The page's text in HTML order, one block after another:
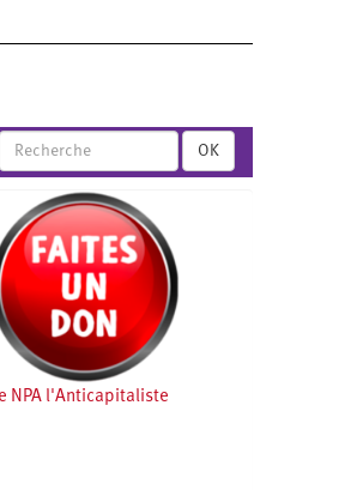
OK
NPA l'Anticapitaliste